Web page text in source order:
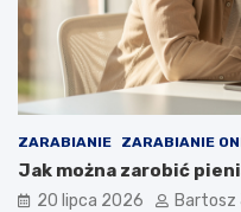
ZARABIANIE ZARABIANIE
Jak można zarobić
20 lipca 2026 Bartosz